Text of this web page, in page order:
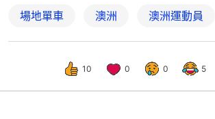
場地單車 澳洲 澳洲運動員
10 0 0 5